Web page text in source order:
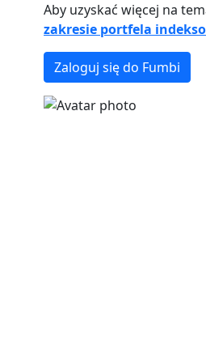
Aby uzyskać więcej na
zakresie portfela
Zaloguj się do Fumbi